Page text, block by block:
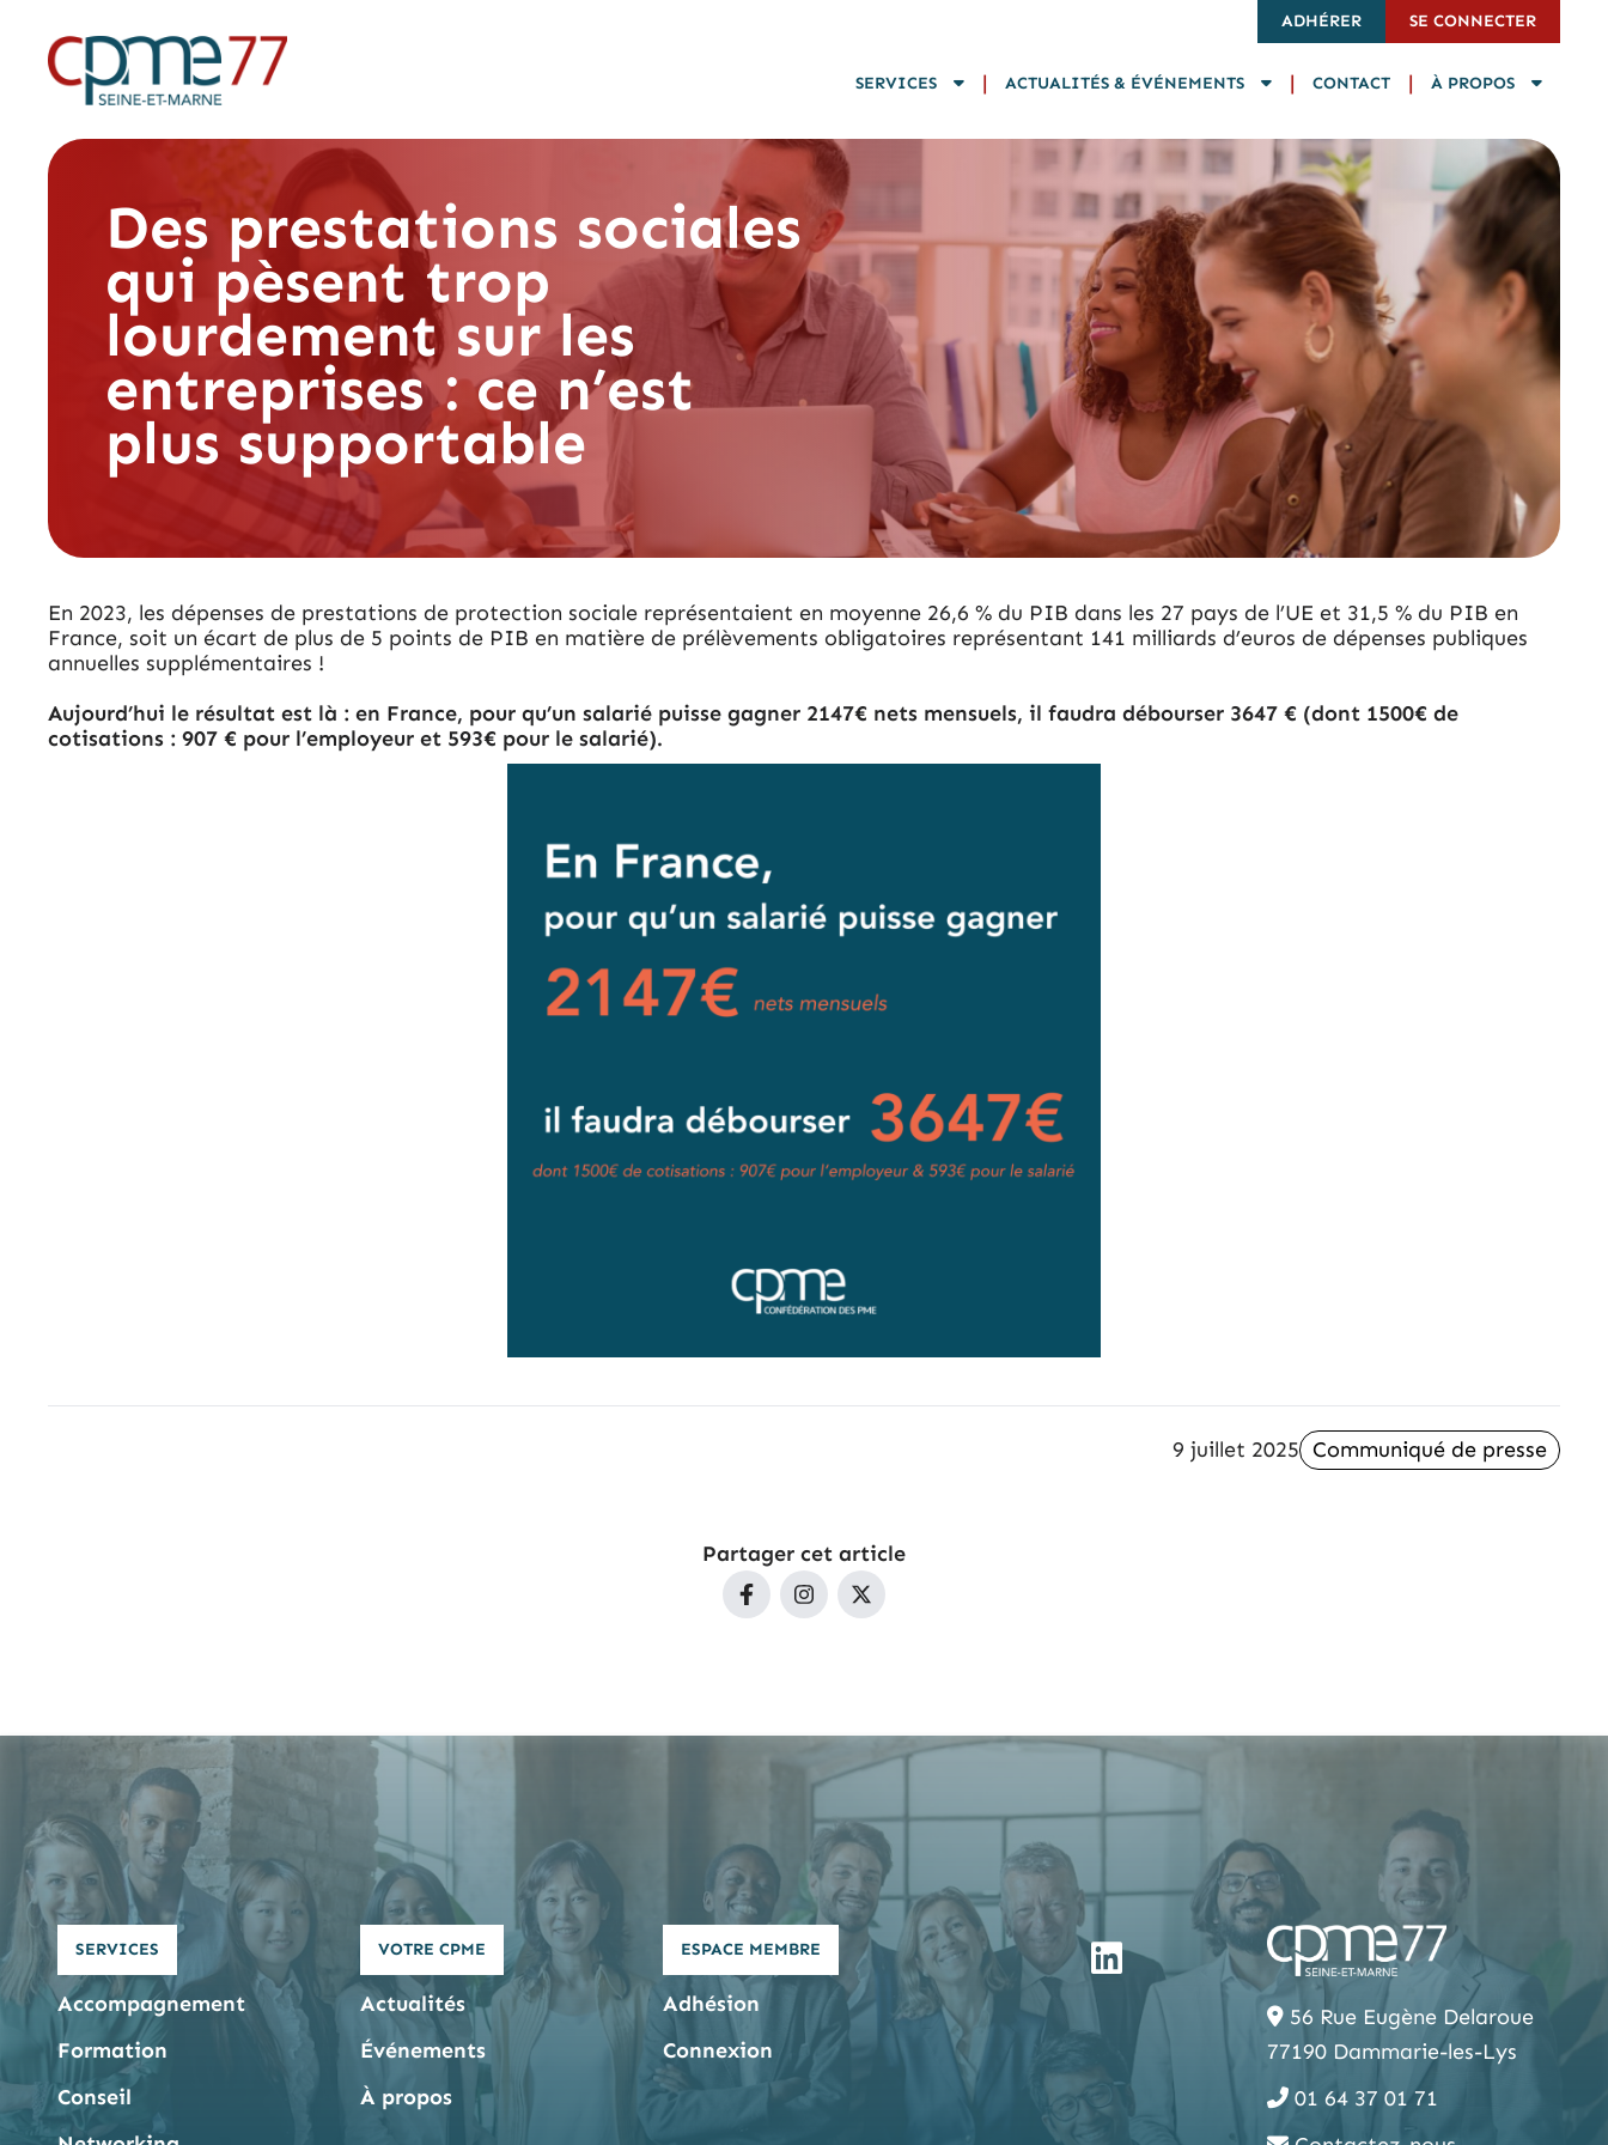
ADHÉRER SE CONNECTER
SERVICES | ACTUALITÉS & ÉVÉNEMENTS | CONTACT | À PROPOS
Des prestations sociales
qui pèsent trop
lourdement sur les
entreprises : ce n’est
plus supportable
En 2023, les dépenses de prestations de protection sociale représentaient en moyenne 26,6 % du PIB dans les 27 pays de l’UE et 31,5 % du PIB en
France, soit un écart de plus de 5 points de PIB en matière de prélèvements obligatoires représentant 141 milliards d’euros de dépenses publiques
annuelles supplémentaires !
Aujourd’hui le résultat est là : en France, pour qu’un salarié puisse gagner 2147€ nets mensuels, il faudra débourser 3647 € (dont 1500€ de
cotisations : 907 € pour l’employeur et 593€ pour le salarié).
9 juillet 2025 Communiqué de presse
Partager cet article
SERVICES
Accompagnement
Formation
Conseil
VOTRE CPME
Actualités
Événements
À propos
ESPACE MEMBRE
Adhésion
Connexion
56 Rue Eugène Delaroue
77190 Dammarie-les-Lys
01 64 37 01 71